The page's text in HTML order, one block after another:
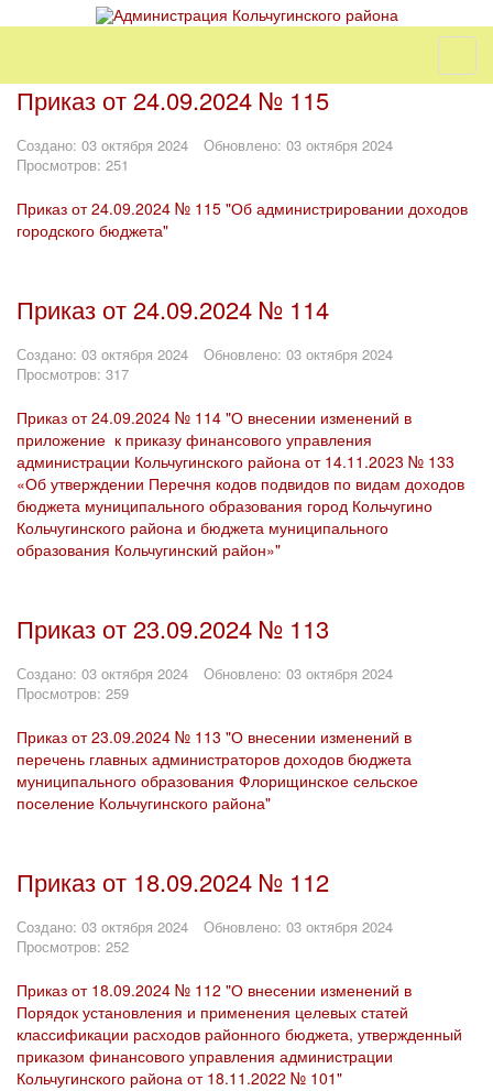
Приказ от 24.09.2024 № 115
Создано: 03 октября 2024
Обновлено: 03 октября 2024
Просмотров: 251
Приказ от 24.09.2024 № 115 "Об администрировании доходов
городского бюджета"
Приказ от 24.09.2024 № 114
Создано: 03 октября 2024
Обновлено: 03 октября 2024
Просмотров: 317
Приказ от 24.09.2024 № 114 "О внесении изменений в
приложение к приказу финансового управления
администрации Кольчугинского района от 14.11.2023 № 133
«Об утверждении Перечня кодов подвидов по видам доходов
бюджета муниципального образования город Кольчугино
Кольчугинского района и бюджета муниципального
образования Кольчугинский район»"
Приказ от 23.09.2024 № 113
Создано: 03 октября 2024
Обновлено: 03 октября 2024
Просмотров: 259
Приказ от 23.09.2024 № 113 "О внесении изменений в
перечень главных администраторов доходов бюджета
муниципального образования Флорищинское сельское
поселение Кольчугинского района"
Приказ от 18.09.2024 № 112
Создано: 03 октября 2024
Обновлено: 03 октября 2024
Просмотров: 252
Приказ от 18.09.2024 № 112 "О внесении изменений в
Порядок установления и применения целевых статей
классификации расходов районного бюджета, утвержденный
приказом финансового управления администрации
Кольчугинского района от 18.11.2022 № 101"